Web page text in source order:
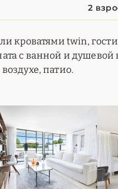
2
кроватями twin,
с ванной и душевой
патио.